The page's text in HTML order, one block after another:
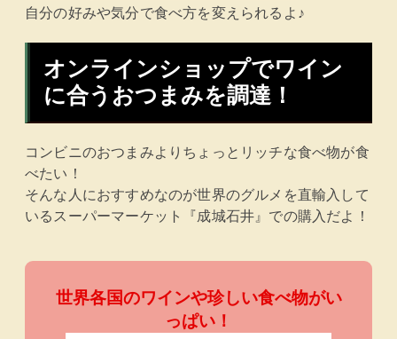
自分の好みや気分で食べ方を変えられるよ♪
オンラインショップでワイン
に合うおつまみを調達！
コンビニのおつまみよりちょっとリッチな食べ物が食
べたい！
そんな人におすすめなのが世界のグルメを直輸入して
いるスーパーマーケット『成城石井』での購入だよ！
世界各国のワインや珍しい食べ物がい
っぱい！